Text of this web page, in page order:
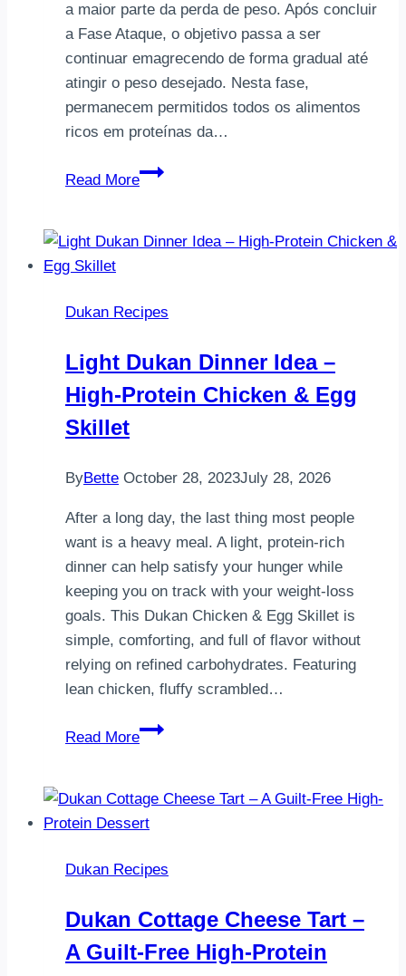
a maior parte da perda de peso. Após concluir
a Fase Ataque, o objetivo passa a ser
continuar emagrecendo de forma gradual até
atingir o peso desejado. Nesta fase,
permanecem permitidos todos os alimentos
ricos em proteínas da…
Read More
Fase
Dieta
Completo
Alimentos
Liberados
Dukan Recipes
Light Dukan Dinner Idea –
High-Protein Chicken & Egg
Skillet
ByBette October 28, 2023July 28, 2026
After a long day, the last thing most people
want is a heavy meal. A light, protein-rich
dinner can help satisfy your hunger while
keeping you on track with your weight-loss
goals. This Dukan Chicken & Egg Skillet is
simple, comforting, and full of flavor without
relying on refined carbohydrates. Featuring
lean chicken, fluffy scrambled…
Read More
Light
Idea
–
Protein
&
Egg
Dukan Recipes
Dukan Cottage Cheese Tart –
A Guilt-Free High-Protein